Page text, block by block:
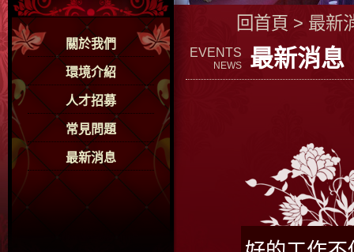
關於我們
環境介紹
人才招募
常見問題
最新消息
回首頁 > 最新
EVENTS
NEWS 最新消息